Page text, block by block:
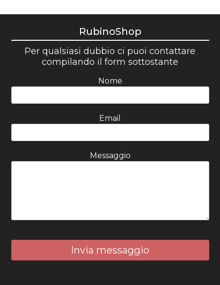
RubinoShop
Per qualsiasi dubbio ci puoi contattare
compilando il form sottostante
Nome
Email
Messaggio
Invia messaggio